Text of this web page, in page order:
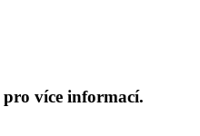
pro více informací.